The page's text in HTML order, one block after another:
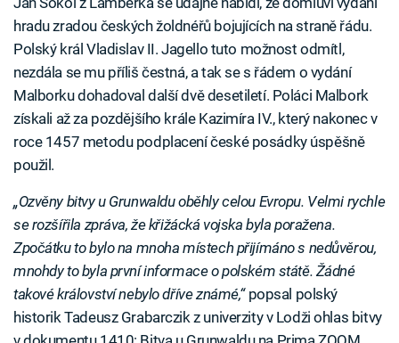
hradu zradou českých žoldnéřů bojujících na straně řádu.
Polský král Vladislav II. Jagello tuto možnost odmítl,
nezdála se mu příliš čestná, a tak se s řádem o vydání
Malborku dohadoval další dvě desetiletí. Poláci Malbork
získali až za pozdějšího krále Kazimíra IV., který nakonec v
roce 1457 metodu podplacení české posádky úspěšně
použil.
„Ozvěny bitvy u Grunwaldu oběhly celou Evropu. Velmi rychle
se rozšířila zpráva, že křižácká vojska byla poražena.
Zpočátku to bylo na mnoha místech přijímáno s nedůvěrou,
mnohdy to byla první informace o polském státě. Žádné
takové království nebylo dříve známé,“popsal polský
historik Tadeusz Grabarczik z univerzity v Lodži ohlas bitvy